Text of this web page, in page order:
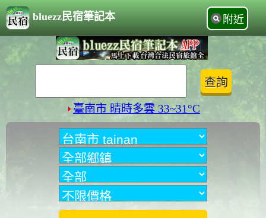
bluezz民宿筆記本 附近
臺南市 晴時多雲 33~31°C